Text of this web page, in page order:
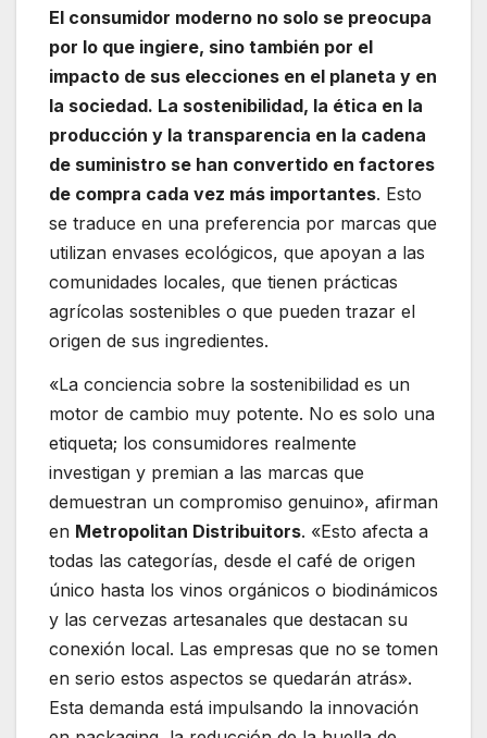
El consumidor moderno no solo se preocupa
por lo que ingiere, sino también por el
impacto de sus elecciones en el planeta y en
la sociedad. La sostenibilidad, la ética en la
producción y la transparencia en la cadena
de suministro se han convertido en factores
de compra cada vez más importantes. Esto
se traduce en una preferencia por marcas que
utilizan envases ecológicos, que apoyan a las
comunidades locales, que tienen prácticas
agrícolas sostenibles o que pueden trazar el
origen de sus ingredientes.
«La conciencia sobre la sostenibilidad es un
motor de cambio muy potente. No es solo una
etiqueta; los consumidores realmente
investigan y premian a las marcas que
demuestran un compromiso genuino», afirman
en Metropolitan Distribuitors. «Esto afecta a
todas las categorías, desde el café de origen
único hasta los vinos orgánicos o biodinámicos
y las cervezas artesanales que destacan su
conexión local. Las empresas que no se tomen
en serio estos aspectos se quedarán atrás».
Esta demanda está impulsando la innovación